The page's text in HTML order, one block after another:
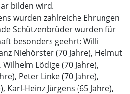
bilden wird.
wurden zahlreiche Ehrungen
Schützenbrüder wurden für
besonders geehrt: Willi
Niehörster (70 Jahre), Helmut
Lödige (70 Jahre),
Peter Linke (70 Jahre),
Karl-Heinz Jürgens (65 Jahre),